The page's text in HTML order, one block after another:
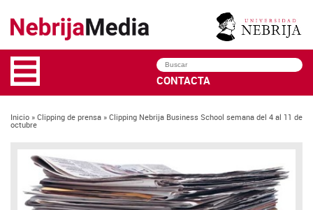
Nebrija Media
Buscar
CONTACTA
Inicio » Clipping de prensa » Clipping Nebrija Business School semana del 4 al 11 de
octubre